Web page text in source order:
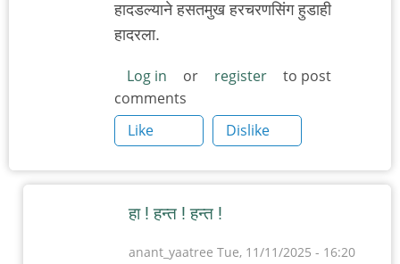
हादडल्याने हसतमुख हरचरणसिंग हुडाही
हादरला.
Log in or register
to post
comments
Like
Dislike
हा ! हन्त ! हन्त !
anant_yaatree Tue, 11/11/2025 - 16:20